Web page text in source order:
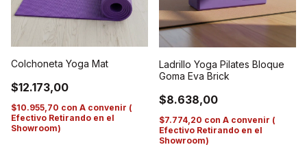
Colchoneta Yoga Mat
$12.173,00
$10.955,70 con A convenir (
Efectivo Retirando en el
Showroom)
Ladrillo Yoga Pilates Bloque
Goma Eva Brick
$8.638,00
$7.774,20 con A convenir (
Efectivo Retirando en el
Showroom)